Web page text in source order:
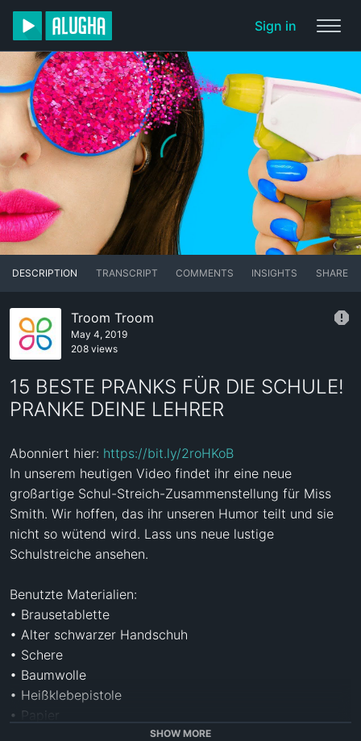
Sign in
DESCRIPTION TRANSCRIPT COMMENTS INSIGHTS SHARE
Troom Troom
May 4, 2019
208 views
15 BESTE PRANKS FÜR DIE SCHULE!
PRANKE DEINE LEHRER
Abonniert hier: https://bit.ly/2roHKoB
In unserem heutigen Video findet ihr eine neue
großartige Schul-Streich-Zusammenstellung für Miss
Smith. Wir hoffen, das ihr unseren Humor teilt und sie
nicht so wütend wird. Lass uns neue lustige
Schulstreiche ansehen.
Benutzte Materialien:
• Brausetablette
• Alter schwarzer Handschuh
• Schere
• Baumwolle
• Heißklebepistole
• Papier
SHOW MORE